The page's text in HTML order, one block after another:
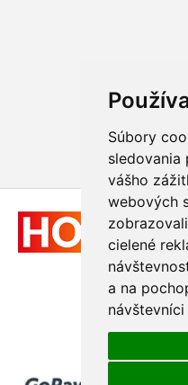
Súbory
sledovania
vášho
webových
cielené
a na